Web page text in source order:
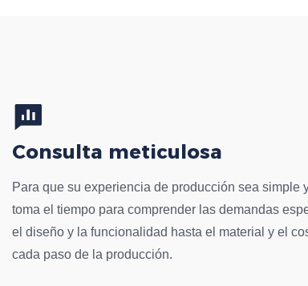
Consulta meticulosa
Para que su experiencia de producción sea simple
toma el tiempo para comprender las demandas
el diseño y la funcionalidad hasta el material y el
cada paso de la producción.